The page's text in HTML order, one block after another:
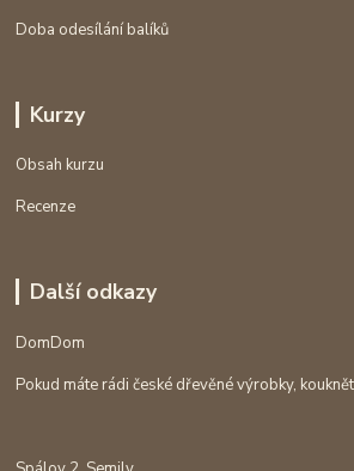
Doba odesílání balíků
Kurzy
Obsah kurzu
Recenze
Další odkazy
DomDom
Pokud máte rádi české dřevěné výrobky,